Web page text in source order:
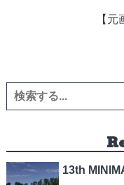
【元
検索:
13th